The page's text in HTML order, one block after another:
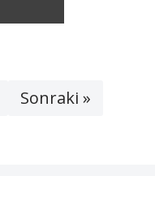
Sonraki »